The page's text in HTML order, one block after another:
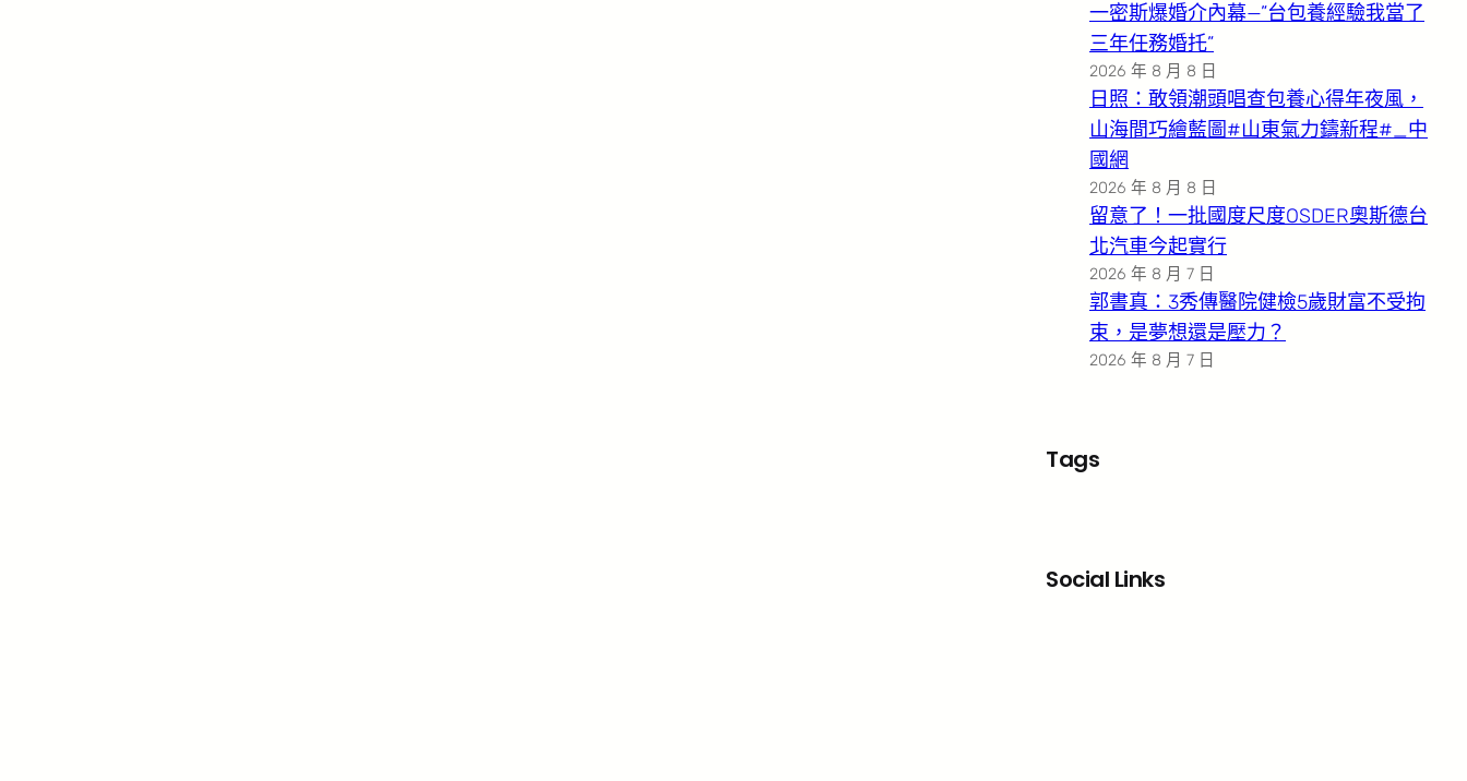
一密斯爆婚介內幕—”台包養經驗我當了
三年任務婚托”
2026 年 8 月 8 日
日照：敢領潮頭唱查包養心得年夜風，
山海間巧繪藍圖#山東氣力鑄新程#_中
國網
2026 年 8 月 8 日
留意了！一批國度尺度OSDER奧斯德台
北汽車今起實行
2026 年 8 月 7 日
郭書真：3秀傳醫院健檢5歲財富不受拘
束，是夢想還是壓力？
2026 年 8 月 7 日
Tags
Social Links